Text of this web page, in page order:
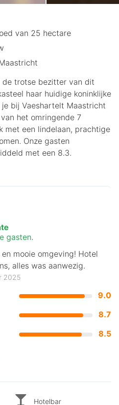
van 25 hectare
de trotse bezitter van dit
haar huidige koninklijke
bij Vaeshartelt Maastricht
het omringende 7
met een lindelaan, prachtige
Onze gasten
met een 8.3.
9.0
8.7
8.5
gasten.
mooie omgeving! Hotel
alles was aanwezig.
2025
Hotelbar